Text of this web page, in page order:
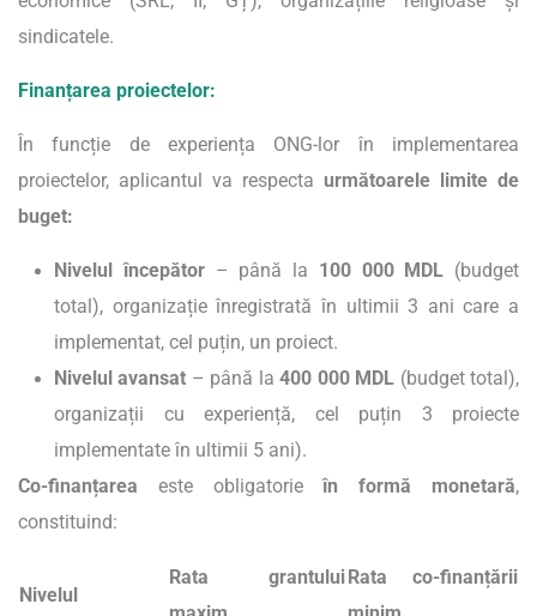
sindicatele.
Finanțarea proiectelor:
În funcție de experiența ONG-lor în implementarea
proiectelor, aplicantul va respecta următoarele limite de
buget:
Nivelul începător– până la 100 000 MDL (budget
total), organizație înregistrată în ultimii 3 ani care a
implementat, cel puțin, un proiect.
Nivelul avansat – până la400 000 MDL (budget total),
organizații cu experiență, cel puțin 3 proiecte
implementate în ultimii 5 ani).
Co-finanțarea este obligatorieîn formă monetară,
constituind:
Nivelul
Rata grantuluiRata co-finanțării